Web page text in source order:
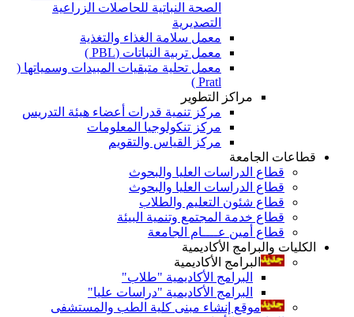
الصحة النباتية للحاصلات الزراعية
التصديرية
معمل سلامة الغذاء والتغذية
معمل تربية النباتات (PBL )
معمل تحلية متبقيات المبيدات وسمياتها (
Pratl )
مراكز التطوير
مركز تنمية قدرات أعضاء هيئة التدريس
مركز تنكولوجيا المعلومات
مركز القياس والتقويم
قطاعات الجامعة
قطاع الدراسات العليا والبحوث
قطاع الدراسات العليا والبحوث
قطاع شئون التعليم والطلاب
قطاع خدمة المجتمع وتنمية البيئة
قطاع أمين عــــام الجامعة
الكليات والبرامج الأكاديمية
البرامج الأكاديمية
البرامج الأكاديمية "طلاب"
البرامج الأكاديمية "دراسات عليا"
موقع إنشاء مبنى كلية الطب والمستشفى